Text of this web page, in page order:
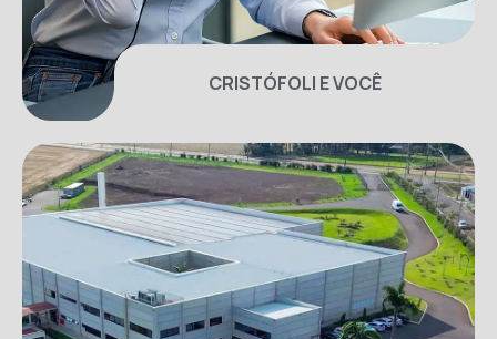
CRISTÓFOLI E VOCÊ